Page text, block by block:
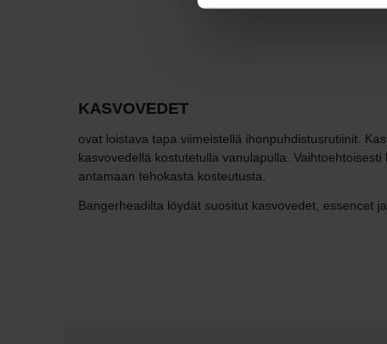
KASVOVEDET
ovat loistava tapa viimeistellä ihonpuhdistusrutiinit.
kasvovedellä kostutetulla vanulapulla.
antamaan tehokasta kosteutusta.
Bangerheadilta löydät suositut kasvovedet, essencet